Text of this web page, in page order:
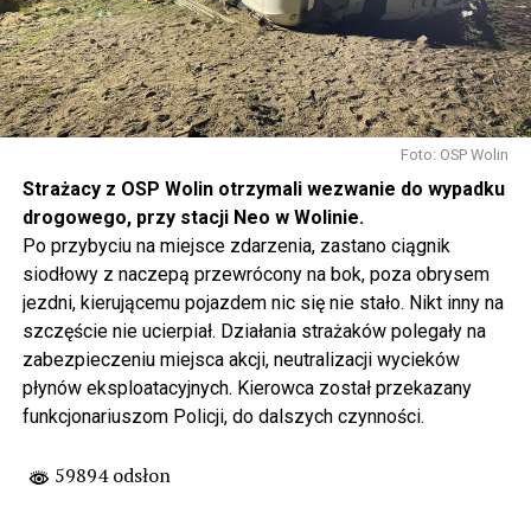
Foto: OSP Wolin
Strażacy z OSP Wolin otrzymali wezwanie do wypadku
drogowego, przy stacji Neo w Wolinie.
Po przybyciu na miejsce zdarzenia, zastano ciągnik
siodłowy z naczepą przewrócony na bok, poza obrysem
jezdni, kierującemu pojazdem nic się nie stało. Nikt inny na
szczęście nie ucierpiał. Działania strażaków polegały na
zabezpieczeniu miejsca akcji, neutralizacji wycieków
płynów eksploatacyjnych. Kierowca został przekazany
funkcjonariuszom Policji, do dalszych czynności.
59894 odsłon